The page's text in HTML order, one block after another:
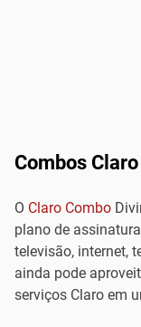
Combos
O Claro Combo
plano de
televisão, internet,
ainda pode
serviços Claro em